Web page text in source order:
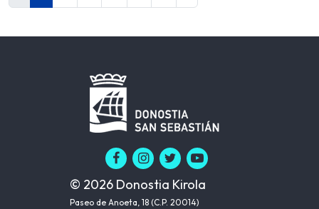
© 2026 Donostia Kirola
Paseo de Anoeta, 18 (C.P. 20014)